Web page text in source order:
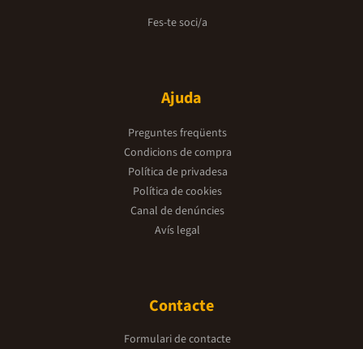
Fes-te soci/a
Ajuda
Preguntes freqüents
Condicions de compra
Política de privadesa
Política de cookies
Canal de denúncies
Avís legal
Contacte
Formulari de contacte